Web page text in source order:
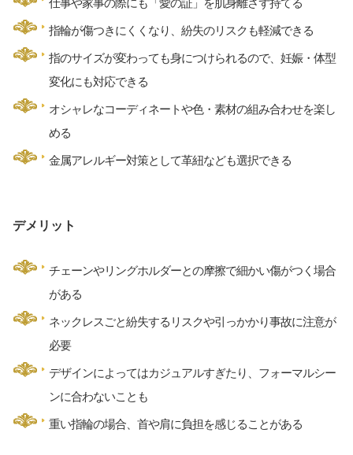
指輪が傷つきにくくなり、紛失のリスクも軽減できる
指のサイズが変わっても身につけられるので、妊娠・体型
変化にも対応できる
オシャレなコーディネートや色・素材の組み合わせを楽し
める
金属アレルギー対策として革紐なども選択できる
デメリット
チェーンやリングホルダーとの摩擦で細かい傷がつく場合
がある
ネックレスごと紛失するリスクや引っかかり事故に注意が
必要
デザインによってはカジュアルすぎたり、フォーマルシー
ンに合わないことも
重い指輪の場合、首や肩に負担を感じることがある